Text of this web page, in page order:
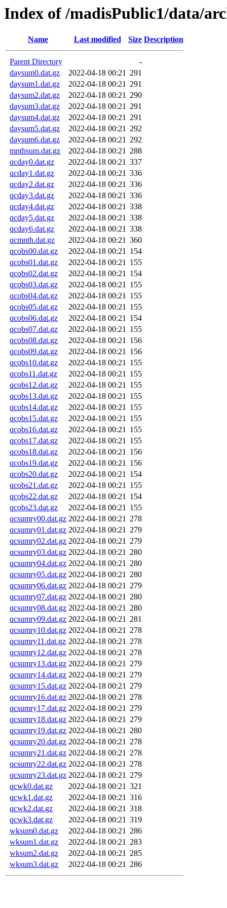
Index of /madisPublic1/data/
Name Last modified Size Description
Parent Directory
-
daysum0.dat.gz
2022-04-18 00:21 291
daysum1.dat.gz
2022-04-18 00:21 291
daysum2.dat.gz
2022-04-18 00:21 290
daysum3.dat.gz
2022-04-18 00:21 291
daysum4.dat.gz
2022-04-18 00:21 291
daysum5.dat.gz
2022-04-18 00:21 292
daysum6.dat.gz
2022-04-18 00:21 292
mnthsum.dat.gz
2022-04-18 00:21 288
qcday0.dat.gz
2022-04-18 00:21 337
qcday1.dat.gz
2022-04-18 00:21 336
qcday2.dat.gz
2022-04-18 00:21 336
qcday3.dat.gz
2022-04-18 00:21 336
qcday4.dat.gz
2022-04-18 00:21 338
qcday5.dat.gz
2022-04-18 00:21 338
qcday6.dat.gz
2022-04-18 00:21 338
qcmnth.dat.gz
2022-04-18 00:21 360
qcobs00.dat.gz
2022-04-18 00:21 154
qcobs01.dat.gz
2022-04-18 00:21 155
qcobs02.dat.gz
2022-04-18 00:21 154
qcobs03.dat.gz
2022-04-18 00:21 155
qcobs04.dat.gz
2022-04-18 00:21 155
qcobs05.dat.gz
2022-04-18 00:21 155
qcobs06.dat.gz
2022-04-18 00:21 154
qcobs07.dat.gz
2022-04-18 00:21 155
qcobs08.dat.gz
2022-04-18 00:21 156
qcobs09.dat.gz
2022-04-18 00:21 156
qcobs10.dat.gz
2022-04-18 00:21 155
qcobs11.dat.gz
2022-04-18 00:21 155
qcobs12.dat.gz
2022-04-18 00:21 155
qcobs13.dat.gz
2022-04-18 00:21 155
qcobs14.dat.gz
2022-04-18 00:21 155
qcobs15.dat.gz
2022-04-18 00:21 155
qcobs16.dat.gz
2022-04-18 00:21 155
qcobs17.dat.gz
2022-04-18 00:21 155
qcobs18.dat.gz
2022-04-18 00:21 156
qcobs19.dat.gz
2022-04-18 00:21 156
qcobs20.dat.gz
2022-04-18 00:21 154
qcobs21.dat.gz
2022-04-18 00:21 155
qcobs22.dat.gz
2022-04-18 00:21 154
qcobs23.dat.gz
2022-04-18 00:21 155
qcsumry00.dat.gz 2022-04-18 00:21 278
qcsumry01.dat.gz 2022-04-18 00:21 279
qcsumry02.dat.gz 2022-04-18 00:21 279
qcsumry03.dat.gz 2022-04-18 00:21 280
qcsumry04.dat.gz 2022-04-18 00:21 280
qcsumry05.dat.gz 2022-04-18 00:21 280
qcsumry06.dat.gz 2022-04-18 00:21 279
qcsumry07.dat.gz 2022-04-18 00:21 280
qcsumry08.dat.gz 2022-04-18 00:21 280
qcsumry09.dat.gz 2022-04-18 00:21 281
qcsumry10.dat.gz 2022-04-18 00:21 278
qcsumry11.dat.gz 2022-04-18 00:21 278
qcsumry12.dat.gz 2022-04-18 00:21 278
qcsumry13.dat.gz 2022-04-18 00:21 279
qcsumry14.dat.gz 2022-04-18 00:21 279
qcsumry15.dat.gz 2022-04-18 00:21 279
qcsumry16.dat.gz 2022-04-18 00:21 278
qcsumry17.dat.gz 2022-04-18 00:21 279
qcsumry18.dat.gz 2022-04-18 00:21 279
qcsumry19.dat.gz 2022-04-18 00:21 280
qcsumry20.dat.gz 2022-04-18 00:21 278
qcsumry21.dat.gz 2022-04-18 00:21 278
qcsumry22.dat.gz 2022-04-18 00:21 278
qcsumry23.dat.gz 2022-04-18 00:21 279
qcwk0.dat.gz
2022-04-18 00:21 321
qcwk1.dat.gz
2022-04-18 00:21 316
qcwk2.dat.gz
2022-04-18 00:21 318
qcwk3.dat.gz
2022-04-18 00:21 319
wksum0.dat.gz
2022-04-18 00:21 286
wksum1.dat.gz
2022-04-18 00:21 283
wksum2.dat.gz
2022-04-18 00:21 285
wksum3.dat.gz
2022-04-18 00:21 286